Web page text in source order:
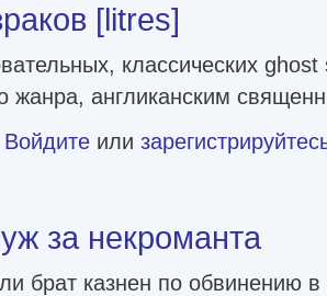
[litres]
классических
жанра, англиканским
призраков [litres]
Войдите или
за некроманта
брат казнен по обвинению в